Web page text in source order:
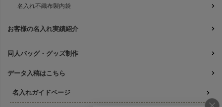
名入れ不織布製内袋
お客様の名入れ実績紹介
同人バッグ・グッズ制作
データ入稿はこちら
名入れガイドページ